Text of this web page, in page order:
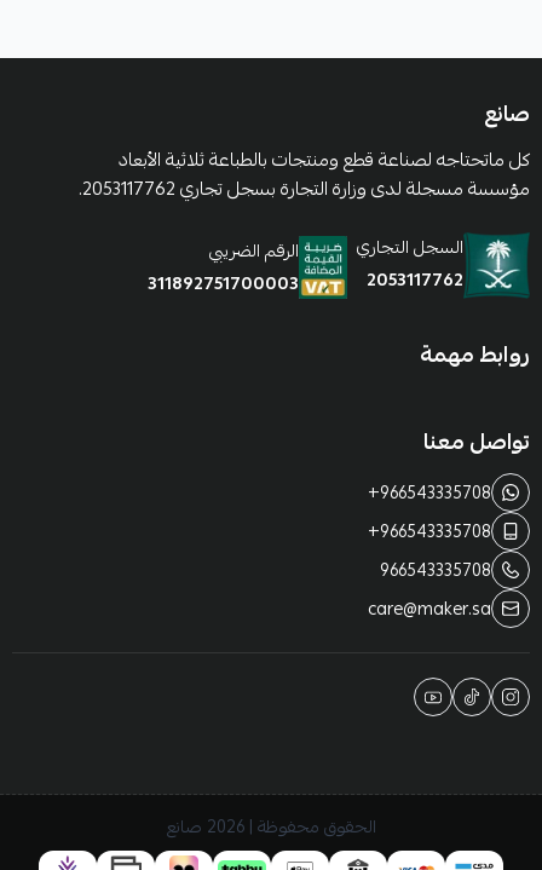
صانع
كل ماتحتاجه لصناعة قطع ومنتجات بالطباعة ثلاثية الأبعاد
مؤسسة مسجلة لدى وزارة التجارة بسجل تجاري 2053117762.
السجل التجاري
2053117762
الرقم الضريبي
311892751700003
روابط مهمة
تواصل معنا
+966543335708
+966543335708
966543335708
care@maker.sa
الحقوق محفوظة | 2026 صانع